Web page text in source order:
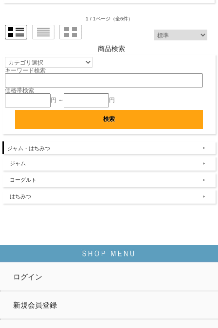
1 / 1ページ （全6件）
商品検索
キーワード検索
価格帯検索
円 ～
円
ジャム・はちみつ
ジャム
ヨーグルト
はちみつ
ログイン
新規会員登録